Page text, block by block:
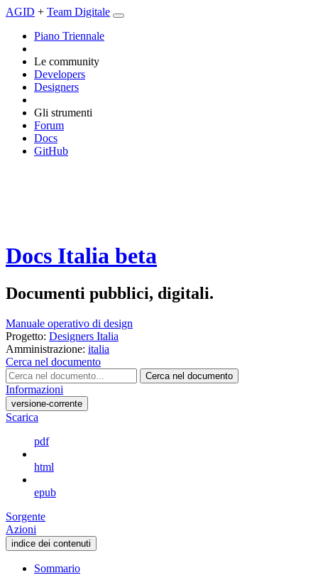
AGID + Team Digitale
Piano Triennale
Le community
Developers
Designers
Gli strumenti
Forum
Docs
GitHub
Docs Italia beta
Documenti pubblici, digitali.
Manuale operativo di design
Progetto: Designers Italia
Amministrazione: italia
Cerca nel documento
Cerca nel documento
Informazioni
versione-corrente
Scarica
pdf
html
epub
Sorgente
Azioni
indice dei contenuti
Sommario